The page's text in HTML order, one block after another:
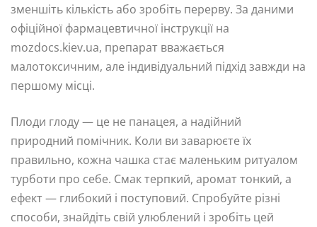
зменшіть кількість або зробіть перерву. За даними
офіційної фармацевтичної інструкції на
mozdocs.kiev.ua, препарат вважається
малотоксичним, але індивідуальний підхід завжди на
першому місці.
Плоди глоду — це не панацея, а надійний
природний помічник. Коли ви заварюєте їх
правильно, кожна чашка стає маленьким ритуалом
турботи про себе. Смак терпкий, аромат тонкий, а
ефект — глибокий і поступовий. Спробуйте різні
способи, знайдіть свій улюблений і зробіть цей